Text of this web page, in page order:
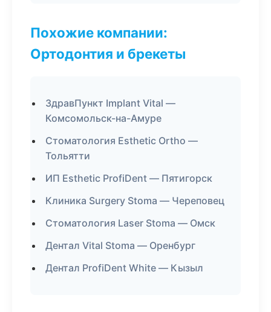
Похожие компании:
Ортодонтия и брекеты
ЗдравПункт Implant Vital —
Комсомольск-на-Амуре
Стоматология Esthetic Ortho —
Тольятти
ИП Esthetic ProfiDent — Пятигорск
Клиника Surgery Stoma — Череповец
Стоматология Laser Stoma — Омск
Дентал Vital Stoma — Оренбург
Дентал ProfiDent White — Кызыл